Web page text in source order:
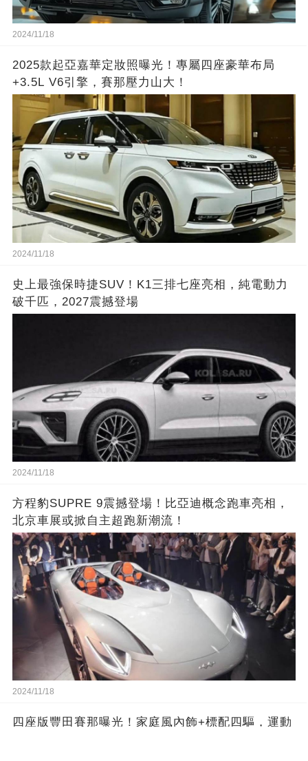
2024/11/18
2025款起亞嘉華定妝照曝光！專屬四座豪華布局
+3.5L V6引擎，賽那壓力山大！
2024/11/18
史上最強保時捷SUV！K1三排七座亮相，純電動力
破千匹，2027震撼登場
2024/11/18
方程豹SUPRE 9震撼登場！比亞迪概念跑車亮相，
北京車展或掀自主超跑新潮流！
2024/11/18
四座版豐田賽那曝光！家庭風內飾+標配四驅，運動